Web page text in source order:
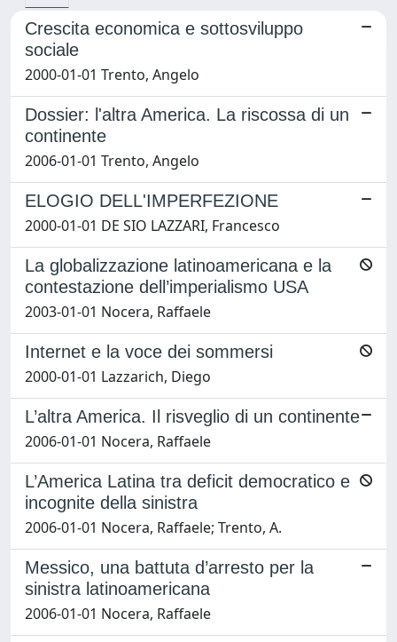
Crescita economica e sottosviluppo
sociale
2000-01-01 Trento, Angelo
Dossier: l'altra America. La riscossa di un
continente
2006-01-01 Trento, Angelo
ELOGIO DELL'IMPERFEZIONE
2000-01-01 DE SIO LAZZARI, Francesco
La globalizzazione latinoamericana e la
contestazione dell’imperialismo USA
2003-01-01 Nocera, Raffaele
Internet e la voce dei sommersi
2000-01-01 Lazzarich, Diego
L’altra America. Il risveglio di un continente
2006-01-01 Nocera, Raffaele
L’America Latina tra deficit democratico e
incognite della sinistra
2006-01-01 Nocera, Raffaele; Trento, A.
Messico, una battuta d’arresto per la
sinistra latinoamericana
2006-01-01 Nocera, Raffaele